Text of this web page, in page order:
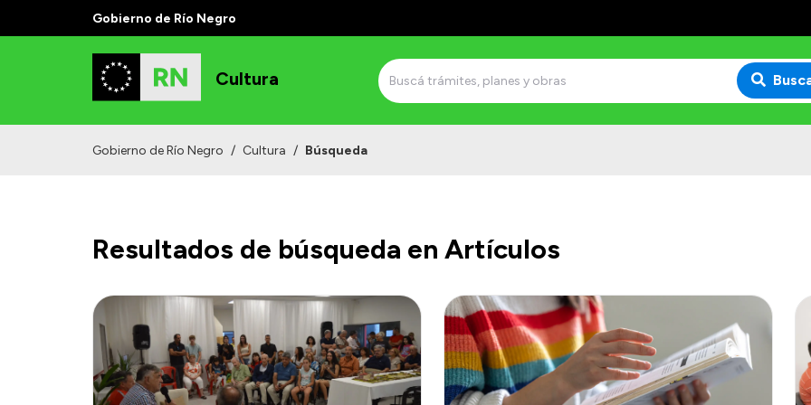
Gobierno de Río Negro
Cultura
Gobierno de Río Negro / Cultura / Búsqueda
Resultados de búsqueda en Artículos